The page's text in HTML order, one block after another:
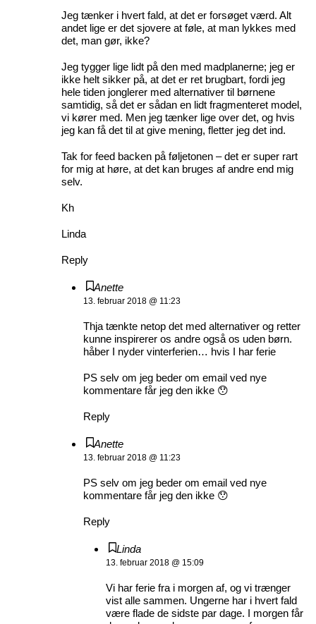
Jeg tænker i hvert fald, at det er forsøget værd. Alt
andet lige er det sjovere at føle, at man lykkes med
det, man gør, ikke?
Jeg tygger lige lidt på den med madplanerne; jeg er
ikke helt sikker på, at det er ret brugbart, fordi jeg
hele tiden jonglerer med alternativer til børnene
samtidig, så det er sådan en lidt fragmenteret model,
vi kører med. Men jeg tænker lige over det, og hvis
jeg kan få det til at give mening, fletter jeg det ind.
Tak for feed backen på føljetonen – det er super rart
for mig at høre, at det kan bruges af andre end mig
selv.
Kh
Linda
Reply
Anette
13. februar 2018 @ 11:23
Thja tænkte netop det med alternativer og retter
kunne inspirerer os andre også os uden børn.
håber I nyder vinterferien… hvis I har ferie
PS selv om jeg beder om email ved nye
kommentare får jeg den ikke 😯
Reply
Anette
13. februar 2018 @ 11:23
PS selv om jeg beder om email ved nye
kommentare får jeg den ikke 😯
Reply
Linda
13. februar 2018 @ 15:09
Vi har ferie fra i morgen af, og vi trænger
vist alle sammen. Ungerne har i hvert fald
være flade de sidste par dage. I morgen får